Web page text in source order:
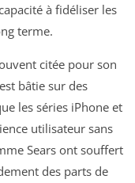
à fidéliser les
terme.
citée pour son
bâtie sur des
les séries iPhone et
utilisateur sans
Sears ont souffert
des parts de